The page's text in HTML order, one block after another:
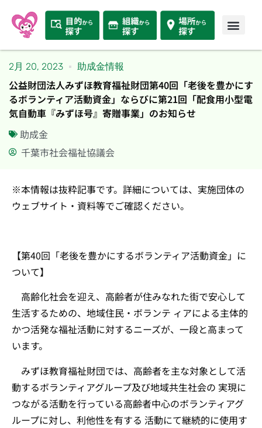
2月 20, 2023 助成金情報
公益財団法人みずほ教育福祉財団第40回「老後を豊かにす
るボランティア活動資金」ならびに第21回「配食用小型電
気自動車『みずほ号』寄贈事業」のお知らせ
助成金
千葉市社会福祉協議会
※本情報は抜粋記事です。詳細については、実施団体の
ウェブサイト・資料等でご確認ください。
【第40回「老後を豊かにするボランティア活動資金」に
ついて】
高齢化社会を迎え、高齢者が住みなれた街で安心して
生活するための、地域住民・ボランテ ィアによる主体的
かつ活発な福祉活動に対するニーズが、一段と高まって
います。
みずほ教育福祉財団では、高齢者を主な対象として活
動するボランティアグループ及び地域共生社会の 実現に
つながる活動を行っている高齢者中心のボランティアグ
ループに対し、利他性を有する 活動にて継続的に使用す